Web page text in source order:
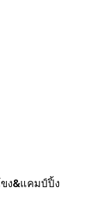
ง&แคมป์ปิ้ง